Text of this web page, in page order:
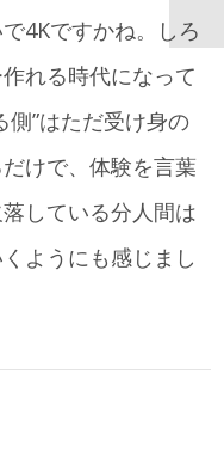
4Kですかね。しろ
れる時代になって
側”はただ受け身の
けで、体験を言葉
している分人間は
ようにも感じまし